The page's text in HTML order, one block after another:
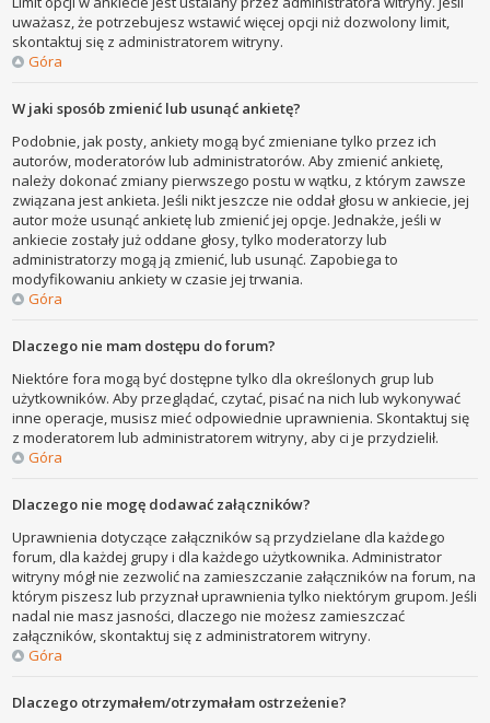
uważasz, że potrzebujesz wstawić więcej opcji niż dozwolony limit,
skontaktuj się z administratorem witryny.
Góra
W jaki sposób zmienić lub usunąć ankietę?
Podobnie, jak posty, ankiety mogą być zmieniane tylko przez ich
autorów, moderatorów lub administratorów. Aby zmienić ankietę,
należy dokonać zmiany pierwszego postu w wątku, z którym zawsze
związana jest ankieta. Jeśli nikt jeszcze nie oddał głosu w ankiecie, jej
autor może usunąć ankietę lub zmienić jej opcje. Jednakże, jeśli w
ankiecie zostały już oddane głosy, tylko moderatorzy lub
administratorzy mogą ją zmienić, lub usunąć. Zapobiega to
modyfikowaniu ankiety w czasie jej trwania.
Góra
Dlaczego nie mam dostępu do forum?
Niektóre fora mogą być dostępne tylko dla określonych grup lub
użytkowników. Aby przeglądać, czytać, pisać na nich lub wykonywać
inne operacje, musisz mieć odpowiednie uprawnienia. Skontaktuj się
z moderatorem lub administratorem witryny, aby ci je przydzielił.
Góra
Dlaczego nie mogę dodawać załączników?
Uprawnienia dotyczące załączników są przydzielane dla każdego
forum, dla każdej grupy i dla każdego użytkownika. Administrator
witryny mógł nie zezwolić na zamieszczanie załączników na forum, na
którym piszesz lub przyznał uprawnienia tylko niektórym grupom. Jeśli
nadal nie masz jasności, dlaczego nie możesz zamieszczać
załączników, skontaktuj się z administratorem witryny.
Góra
Dlaczego otrzymałem/otrzymałam ostrzeżenie?